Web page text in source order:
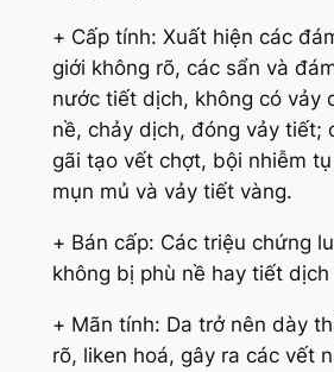
+ Cấp tính: Xuất hiện các
giới không rõ, các sẩn và
nước tiết dịch, không có vảy
nề, chảy dịch, đóng vảy tiết;
gãi tạo vết chợt, bội nhiễm
mụn mủ và vảy tiết vàng.
+ Bán cấp: Các triệu chứng
không bị phù nề hay tiết dịch
+ Mãn tính: Da trở nên dày
rõ, liken hoá, gây ra các vết